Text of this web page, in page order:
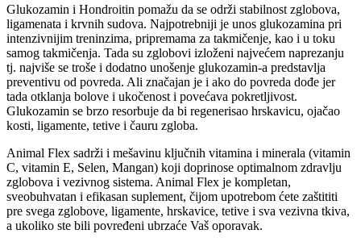
Glukozamin i Hondroitin pomažu da se održi stabilnost zglobova,
ligamenata i krvnih sudova. Najpotrebniji je unos glukozamina pri
intenzivnijim treninzima, pripremama za takmičenje, kao i u toku
samog takmičenja. Tada su zglobovi izloženi najvećem naprezanju
tj. najviše se troše i dodatno unošenje glukozamin-a predstavlja
preventivu od povreda. Ali značajan je i ako do povreda dođe jer
tada otklanja bolove i ukočenost i povećava pokretljivost.
Glukozamin se brzo resorbuje da bi regenerisao hrskavicu, ojačao
kosti, ligamente, tetive i čauru zgloba.
Animal Flex sadrži i mešavinu ključnih vitamina i minerala (vitamin
C, vitamin E, Selen, Mangan) koji doprinose optimalnom zdravlju
zglobova i vezivnog sistema. Animal Flex je kompletan,
sveobuhvatan i efikasan suplement, čijom upotrebom ćete zaštititi
pre svega zglobove, ligamente, hrskavice, tetive i sva vezivna tkiva,
a ukoliko ste bili povređeni ubrzaće Vaš oporavak.